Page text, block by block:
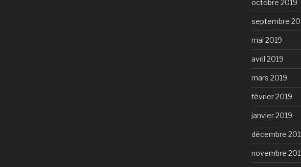
octobre 2019
septembre
mai 2019
avril 2019
mars 2019
février 2019
janvier 2019
décembre
novembre